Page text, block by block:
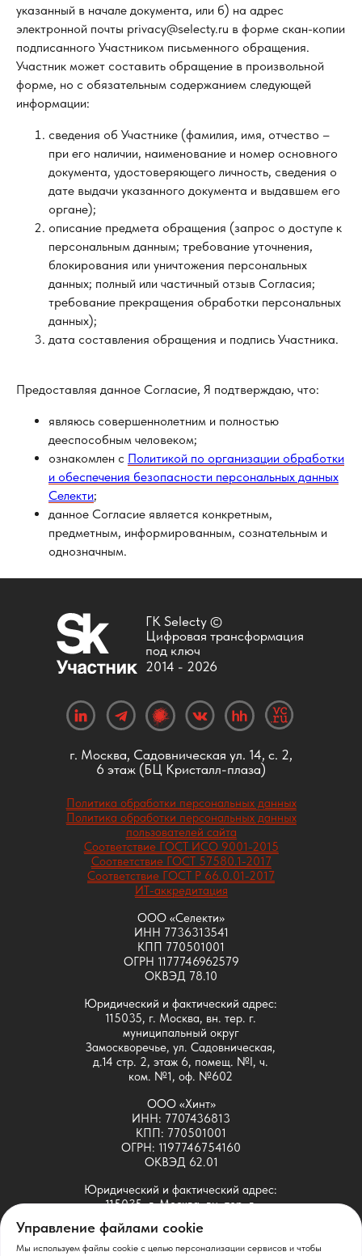
Управление файлами cookie
Мы используем файлы cookie с целью персонализации сервисов и чтобы
указанный в начале документа, или б) на адрес
электронной почты privacy@selecty.ru в форме скан-копии
подписанного Участником письменного обращения.
Участник может составить обращение в произвольной
форме, но с обязательным содержанием следующей
информации:
сведения об Участнике (фамилия, имя, отчество –
при его наличии, наименование и номер основного
документа, удостоверяющего личность, сведения о
дате выдачи указанного документа и выдавшем его
органе);
описание предмета обращения (запрос о доступе к
персональным данным; требование уточнения,
блокирования или уничтожения персональных
данных; полный или частичный отзыв Согласия;
требование прекращения обработки персональных
данных);
дата составления обращения и подпись Участника.
Предоставляя данное Согласие, Я подтверждаю, что:
являюсь совершеннолетним и полностью
дееспособным человеком;
ознакомлен с Политикой по организации обработки
и обеспечения безопасности персональных данных
Селекти;
данное Согласие является конкретным,
предметным, информированным, сознательным и
однозначным.
Политика обработки персональных данных
Политика обработки персональных данных
пользователей сайта
Соответствие ГОСТ ИСО 9001-2015
Соответствие ГОСТ 57580.1-2017
Соответствие ГОСТ Р 66.0.01-2017
ИТ-аккредитация
ООО «Селекти»
ИНН 7736313541
КПП 770501001
ОГРН 1177746962579
ОКВЭД 78.10
Юридический и фактический адрес:
115035, г. Москва, вн. тер. г.
муниципальный округ
Замоскворечье, ул. Садовническая,
д.14 стр. 2, этаж 6, помещ. №I, ч.
ком. №1, оф. №602
ООО «Хинт»
ИНН: 7707436813
КПП: 770501001
ОГРН: 1197746754160
ОКВЭД 62.01
Юридический и фактический адрес:
115035, г. Москва, вн. тер. г.
муниципальный округ
Замоскворечье, ул. Садовническая,
д.14 стр. 2, этаж 6, помещ. №I, ч.
ГК Selecty ©
Цифровая трансформация
под ключ
г. Москва, Садовническая ул. 14, с. 2,
6 этаж (БЦ Кристалл-плаза)
2014 - 2026